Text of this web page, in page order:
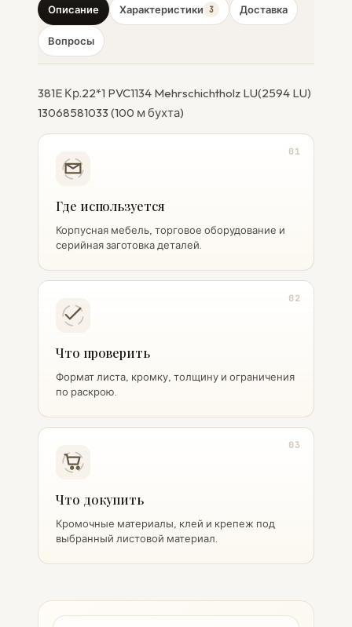
Описание Характеристики 3 Доставка
Вопросы
381E Кр.22*1 PVC1134 Mehrschichtholz LU(2594 LU)
13068581033 (100 м бухта)
01
Где используется
Корпусная мебель, торговое оборудование и
серийная заготовка деталей.
02
Что проверить
Формат листа, кромку, толщину и ограничения
по раскрою.
03
Что докупить
Кромочные материалы, клей и крепеж под
выбранный листовой материал.